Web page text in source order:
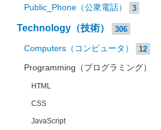
Public_Phone（公衆電話） 3
Technology（技術） 306
Computers（コンピュータ） 12
Programming（プログラミング）
HTML
CSS
JavaScript